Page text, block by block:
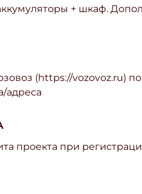
+ шкаф.
(https://vozovoz.ru)
адреса
проекта при